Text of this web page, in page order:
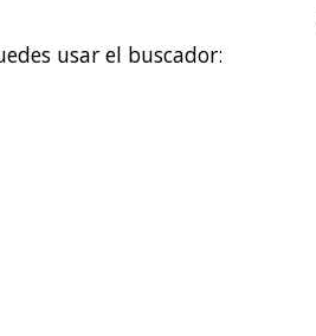
usar el buscador: